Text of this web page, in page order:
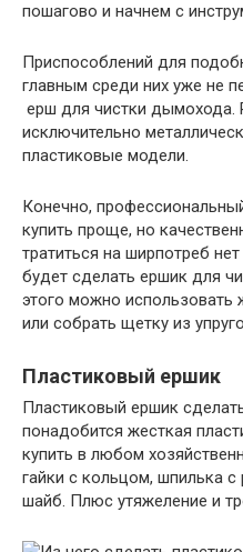
пошагово и начнем с
Приспособлений для
главным среди них уже не
ерш для чистки дымохода.
исключительно
пластиковые модели.
Конечно,
купить проще, но
тратиться на ширпотреб
будет сделать ершик для
этого можно использовать
или собрать щетку из
Пластиковый ершик
Пластиковый ершик
понадобится жесткая
купить в любом
гайки с кольцом, шпилька
шайб. Плюс утяжеление и